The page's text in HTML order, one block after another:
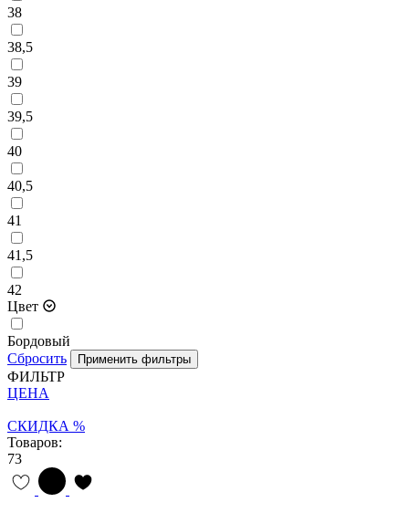
38
38,5
39
39,5
40
40,5
41
41,5
42
Цвет
Бордовый
Сбросить
ФИЛЬТР
ЦЕНА
СКИДКА %
Товаров:
73